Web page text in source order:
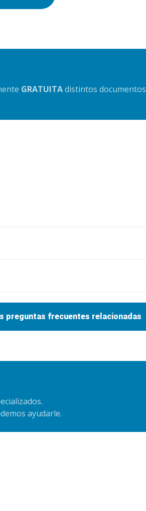
GRATUITAdistintos documentos
preguntas frecuentes relacionadas
ayudarle.